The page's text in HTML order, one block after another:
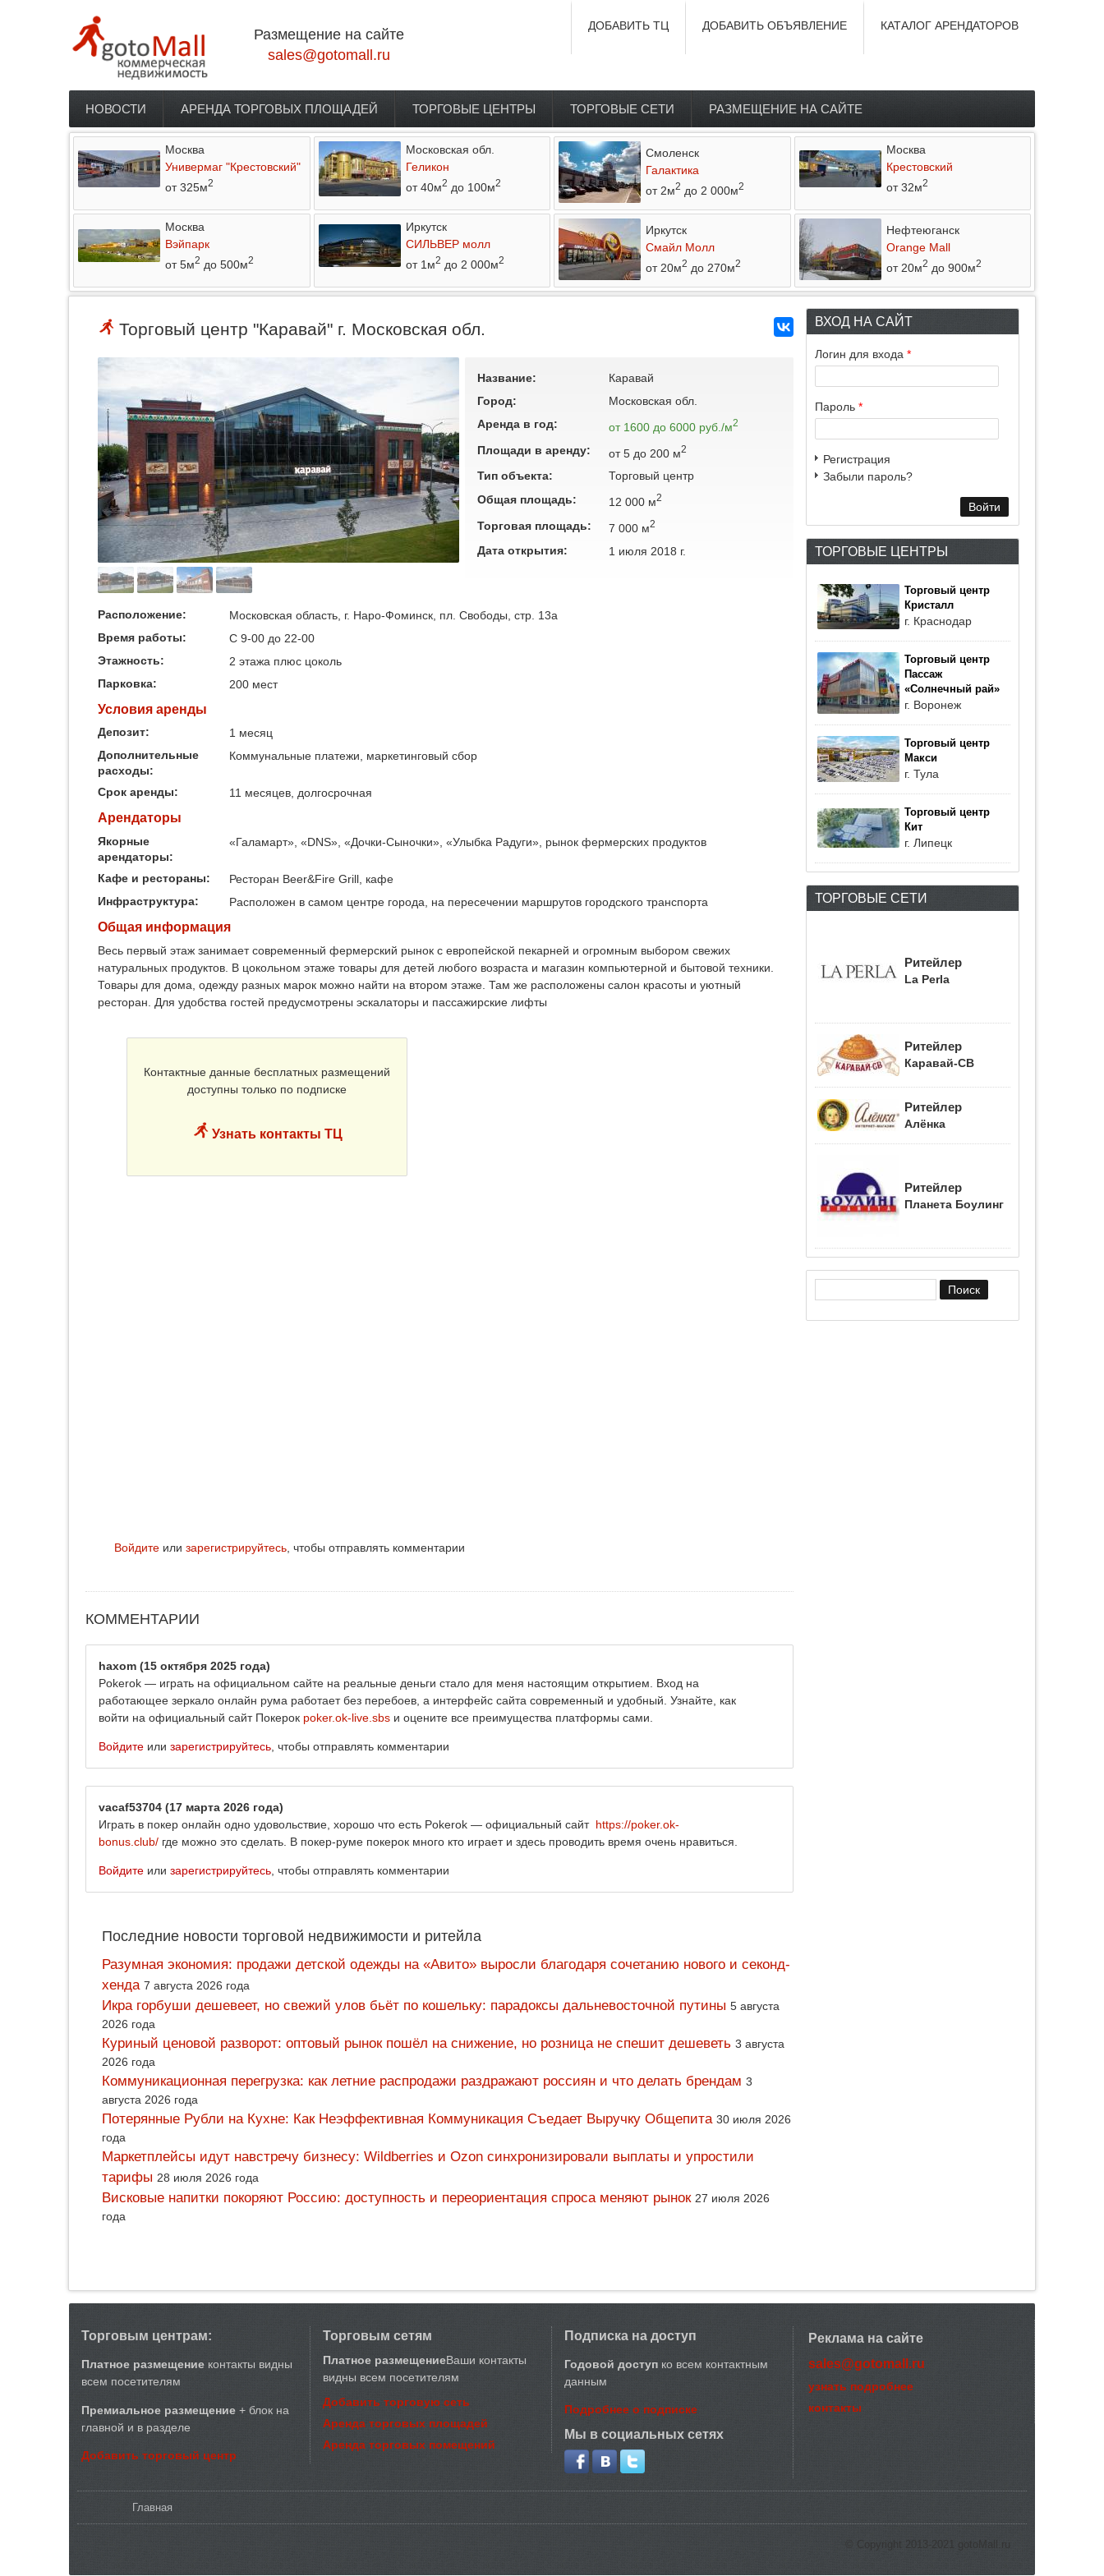
Размещение на сайте
sales@gotomall.ru
КАТАЛОГ АРЕНДАТОРОВ
ДОБАВИТЬ ОБЪЯВЛЕНИЕ
ДОБАВИТЬ ТЦ
Главное меню
НОВОСТИ АРЕНДА ТОРГОВЫХ ПЛОЩАДЕЙ ТОРГОВЫЕ ЦЕНТРЫ ТОРГОВЫЕ СЕТИ РАЗМЕЩЕНИЕ НА САЙТЕ
Москва
Универмаг "Крестовский"
от 325м2
Московская обл.
Геликон
от 40м2 до 100м2
Смоленск
Галактика
от 2м2 до 2 000м2
Москва
Крестовский
от 32м2
Москва
Вэйпарк
от 5м2 до 500м2
Иркутск
СИЛЬВЕР молл
от 1м2 до 2 000м2
Иркутск
Смайл Молл
от 20м2 до 270м2
Нефтеюганск
Orange Mall
от 20м2 до 900м2
Торговый центр "Каравай" г. Московская обл.
Название:
Каравай
Город:
Московская обл.
Аренда в год:
от 1600 до 6000 руб./м2
Площади в аренду: от 5 до 200 м2
Тип объекта:
Торговый центр
Общая площадь:
12 000 м2
Торговая площадь: 7 000 м2
Дата открытия: 1 июля 2018 г.
Расположение:
Московская область, г. Наро-Фоминск, пл. Свободы, стр. 13а
Время работы:
С 9-00 до 22-00
Этажность:
2 этажа плюс цоколь
Парковка:
200 мест
Условия аренды
Депозит:
1 месяц
Дополнительные
расходы:
Коммунальные платежи, маркетинговый сбор
Срок аренды: 11 месяцев, долгосрочная
Арендаторы
Якорные
арендаторы:
«Галамарт», «DNS», «Дочки-Сыночки», «Улыбка Радуги», рынок фермерских продуктов
Кафе и рестораны:
Ресторан Beer&Fire Grill, кафе
Инфраструктура:
Расположен в самом центре города, на пересечении маршрутов городского транспорта
Общая информация
Весь первый этаж занимает современный фермерский рынок с европейской пекарней и огромным выбором свежих
натуральных продуктов. В цокольном этаже товары для детей любого возраста и магазин компьютерной и бытовой техники.
Товары для дома, одежду разных марок можно найти на втором этаже. Там же расположены салон красоты и уютный
ресторан. Для удобства гостей предусмотрены эскалаторы и пассажирские лифты
Контактные данные бесплатных размещений
доступны только по подписке
Узнать контакты ТЦ
Войдите или зарегистрируйтесь , чтобы отправлять комментарии
КОММЕНТАРИИ
haxom (15 октября 2025 года)
Pokerok — играть на официальном сайте на реальные деньги стало для меня настоящим открытием. Вход на
работающее зеркало онлайн рума работает без перебоев, а интерфейс сайта современный и удобный. Узнайте, как
войти на официальный сайт Покерок poker.ok-live.sbs и оцените все преимущества платформы сами.
Войдите или зарегистрируйтесь , чтобы отправлять комментарии
vacaf53704 (17 марта 2026 года)
Играть в покер онлайн одно удовольствие, хорошо что есть Pokerok — официальный сайт https://poker.ok-
bonus.club/ где можно это сделать. В покер-руме покерок много кто играет и здесь проводить время очень нравиться.
Войдите или зарегистрируйтесь , чтобы отправлять комментарии
Последние новости торговой недвижимости и ритейла
Разумная экономия: продажи детской одежды на «Авито» выросли благодаря сочетанию нового и секонд-
хенда 7 августа 2026 года
Икра горбуши дешевеет, но свежий улов бьёт по кошельку: парадоксы дальневосточной путины 5 августа
2026 года
Куриный ценовой разворот: оптовый рынок пошёл на снижение, но розница не спешит дешеветь 3 августа
2026 года
Коммуникационная перегрузка: как летние распродажи раздражают россиян и что делать брендам 3
августа 2026 года
Потерянные Рубли на Кухне: Как Неэффективная Коммуникация Съедает Выручку Общепита 30 июля 2026
года
Маркетплейсы идут навстречу бизнесу: Wildberries и Ozon синхронизировали выплаты и упростили
тарифы 28 июля 2026 года
Висковые напитки покоряют Россию: доступность и переориентация спроса меняют рынок 27 июля 2026
года
ВХОД НА САЙТ
Логин для входа *
Пароль *
Регистрация
Забыли пароль?
ТОРГОВЫЕ ЦЕНТРЫ
Торговый центр
Кристалл
г. Краснодар
Торговый центр
Пассаж
«Солнечный рай»
г. Воронеж
Торговый центр
Макси
г. Тула
Торговый центр
Кит
г. Липецк
ТОРГОВЫЕ СЕТИ
Ритейлер
La Perla
Ритейлер
Каравай-СВ
Ритейлер
Алёнка
Ритейлер
Планета Боулинг
Форма поиска
Торговым центрам:
Платное размещение контакты видны
всем посетителям
Премиальное размещение + блок на
главной и в разделе
Добавить торговый центр
Торговым сетям
Платное размещениеВаши контакты
видны всем посетителям
Добавить торговую сеть
Аренда торговых площадей
Аренда торговых помещений
Подписка на доступ
Годовой доступ ко всем контактным
данным
Подробнее о подписке
Мы в социальных сетях
Реклама на сайте
sales@gotomall.ru
узнать подробнее
контакты
Главная
© Copyright 2013-2021 gotoMall.ru